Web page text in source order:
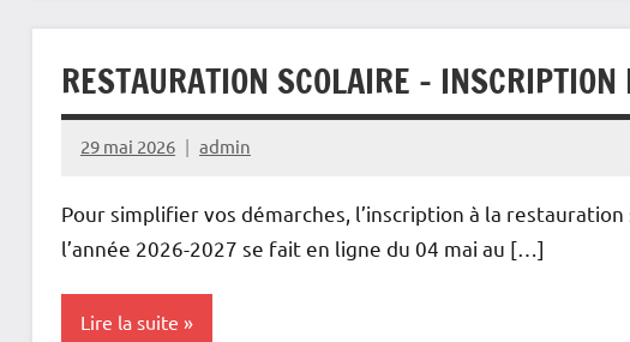
RESTAURATION SCOLAIRE – INSCRIPTION
29 mai 2026 admin
Pour simplifier vos démarches, l’inscription à la
l’année 2026-2027 se fait en ligne du 04 mai au […]
Lire la suite